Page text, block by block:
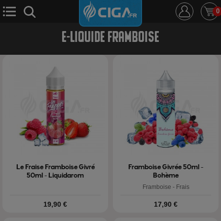
0
E-Cigarette E-Liquide
Cbd Nouveautés
Ciga +
E-LIQUIDE FRAMBOISE
Le Fraise Framboise Givré
50ml - Liquidarom
Prix
19,90 €
Framboise Givrée 50ml -
Bohème
Framboise - Frais
Prix
17,90 €